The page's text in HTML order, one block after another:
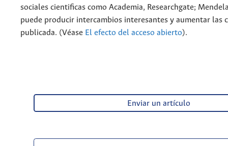
sociales cientificas como Academia, Researchgate;
puede producir intercambios interesantes y aumentar las
publicada. (Véase El efecto del acceso abierto).
Enviar un artículo